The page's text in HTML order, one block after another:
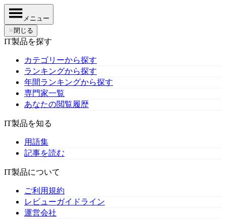
メニュー
✕ 閉じる
IT製品を探す
カテゴリーから探す
ランキングから探す
年間ランキングから探す
専門家一覧
あなたの閲覧履歴
IT製品を知る
用語集
記事を読む
IT製品について
ご利用規約
レビューガイドライン
運営会社